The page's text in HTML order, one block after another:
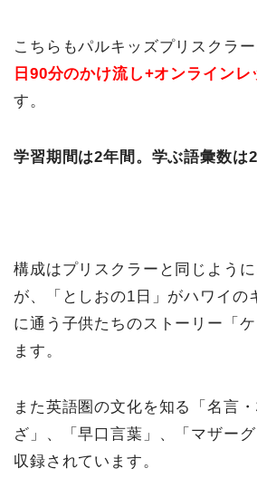
こちらもパルキッズプリスクラ
日90分のかけ流し+オンラインレ
す。
学習期間は2年間。学ぶ語彙数は
構成はプリスクラーと同じよう
が、「としおの1日」がハワイの
に通う子供たちのストーリー「
ます。
また英語圏の文化を知る「名言
ざ」、「早口言葉」、「マザー
収録されています。